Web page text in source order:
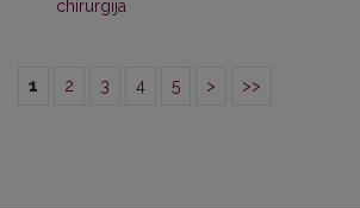
chirurgija
1 2 3 4 5 > >>